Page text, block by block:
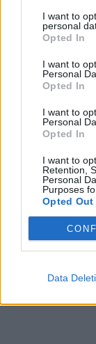
I want to
personal
Opted In
I want to
Personal
Opted In
I want to
Personal
Opted In
I want to
Retention,
Personal
Purposes
Opted Out
Data